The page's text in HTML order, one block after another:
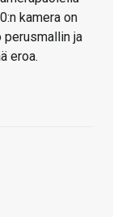
kamera on
perusmallin ja
eroa.